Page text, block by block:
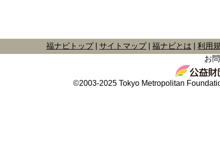
福ナビトップ サイトマップ 福ナビとは
利用
お
©2003-2025 Tokyo Metropolitan